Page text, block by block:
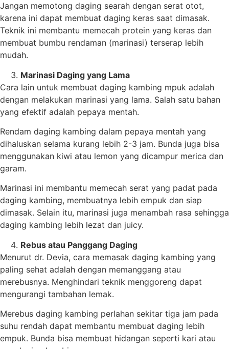
Jangan memotong daging searah dengan serat otot,
karena ini dapat membuat daging keras saat dimasak.
Teknik ini membantu memecah protein yang keras dan
membuat bumbu rendaman (marinasi) terserap lebih
mudah.
Marinasi Daging yang Lama
Cara lain untuk membuat daging kambing mpuk adalah
dengan melakukan marinasi yang lama. Salah satu bahan
yang efektif adalah pepaya mentah.
Rendam daging kambing dalam pepaya mentah yang
dihaluskan selama kurang lebih 2-3 jam. Bunda juga bisa
menggunakan kiwi atau lemon yang dicampur merica dan
garam.
Marinasi ini membantu memecah serat yang padat pada
daging kambing, membuatnya lebih empuk dan siap
dimasak. Selain itu, marinasi juga menambah rasa sehingga
daging kambing lebih lezat dan juicy.
Rebus atau Panggang Daging
Menurut dr. Devia, cara memasak daging kambing yang
paling sehat adalah dengan memanggang atau
merebusnya. Menghindari teknik menggoreng dapat
mengurangi tambahan lemak.
Merebus daging kambing perlahan sekitar tiga jam pada
suhu rendah dapat membantu membuat daging lebih
empuk. Bunda bisa membuat hidangan seperti kari atau